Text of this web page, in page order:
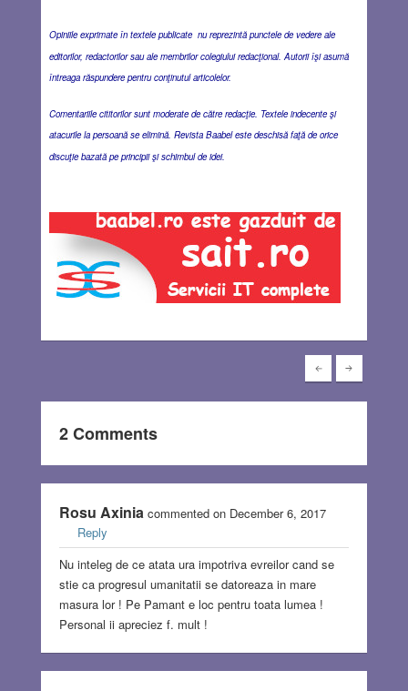
Opiniile exprimate în textele publicate nu reprezintă punctele de vedere ale
editorilor, redactorilor sau ale membrilor colegiului redacţional. Autorii îşi asumă
întreaga răspundere pentru conţinutul articolelor.
Comentariile cititorilor sunt moderate de către redacţie. Textele indecente şi
atacurile la persoană se elimină. Revista Baabel este deschisă faţă de orice
discuţie bazată pe principii şi schimbul de idei.
2 Comments
Rosu Axiniacommented on December 6, 2017
Reply
Nu inteleg de ce atata ura impotriva evreilor cand se
stie ca progresul umanitatii se datoreaza in mare
masura lor ! Pe Pamant e loc pentru toata lumea !
Personal ii apreciez f. mult !